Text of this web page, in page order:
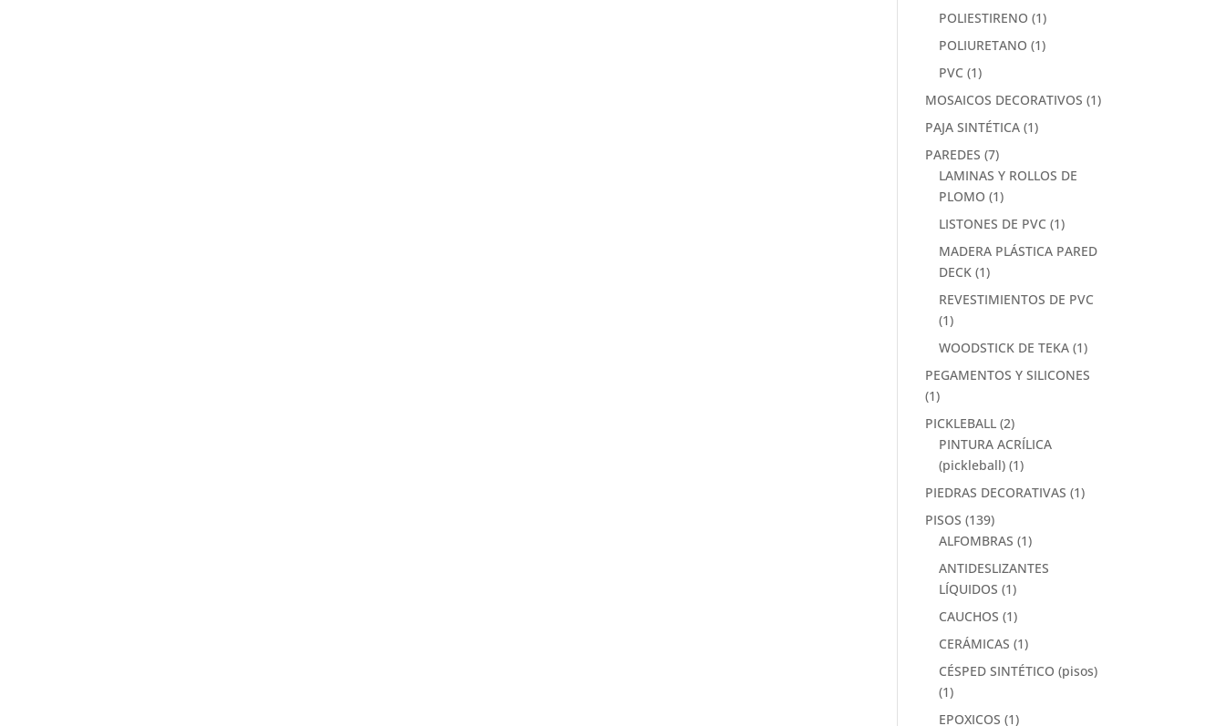
POLIESTIRENO (1)
POLIURETANO (1)
PVC (1)
MOSAICOS DECORATIVOS (1)
PAJA SINTÉTICA (1)
PAREDES (7)
LAMINAS Y ROLLOS DE
PLOMO (1)
LISTONES DE PVC (1)
MADERA PLÁSTICA PARED
DECK (1)
REVESTIMIENTOS DE PVC
(1)
WOODSTICK DE TEKA (1)
PEGAMENTOS Y SILICONES
(1)
PICKLEBALL (2)
PINTURA ACRÍLICA
(pickleball) (1)
PIEDRAS DECORATIVAS (1)
PISOS (139)
ALFOMBRAS (1)
ANTIDESLIZANTES
LÍQUIDOS (1)
CAUCHOS (1)
CERÁMICAS (1)
CÉSPED SINTÉTICO (pisos)
(1)
EPOXICOS (1)